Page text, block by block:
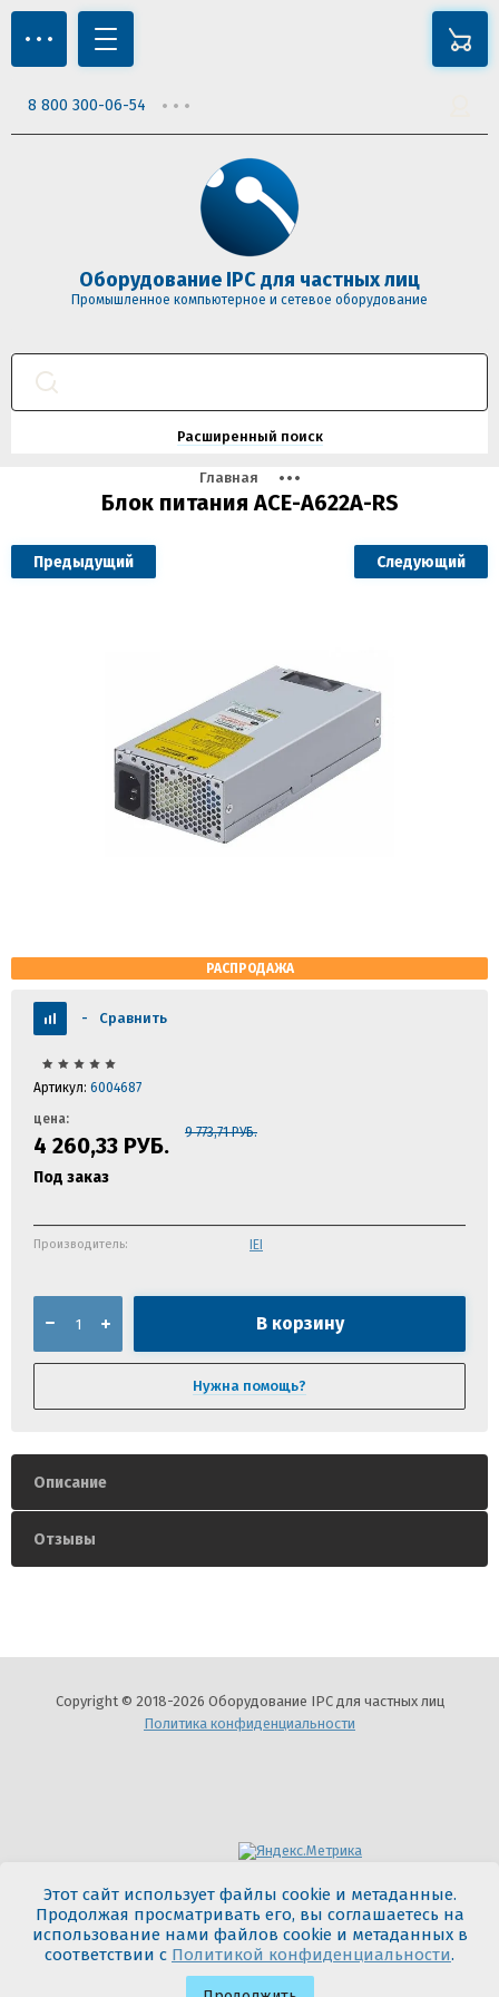
8 800 300-06-54
Оборудование IPC для частных лиц
Промышленное компьютерное и сетевое оборудование
Расширенный поиск
Главная
Блок питания ACE-A622A-RS
Предыдущий Следующий
РАСПРОДАЖА
- Сравнить
Артикул: 6004687
цена:
4 260,33 РУБ. 9 773,71РУБ.
Под заказ
Производитель: IEI
В корзину
Нужна помощь?
Описание
Отзывы
Copyright © 2018-2026 Оборудование IPC для частных лиц
Политика конфиденциальности
Мегагрупп.ру
Этот сайт использует файлы cookie и метаданные.
Продолжая просматривать его, вы соглашаетесь на
использование нами файлов cookie и метаданных в
соответствии с Политикой конфиденциальности.